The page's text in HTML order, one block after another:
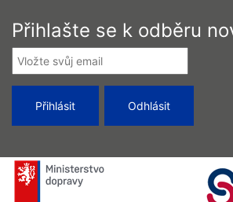
Přihlašte se k odběru